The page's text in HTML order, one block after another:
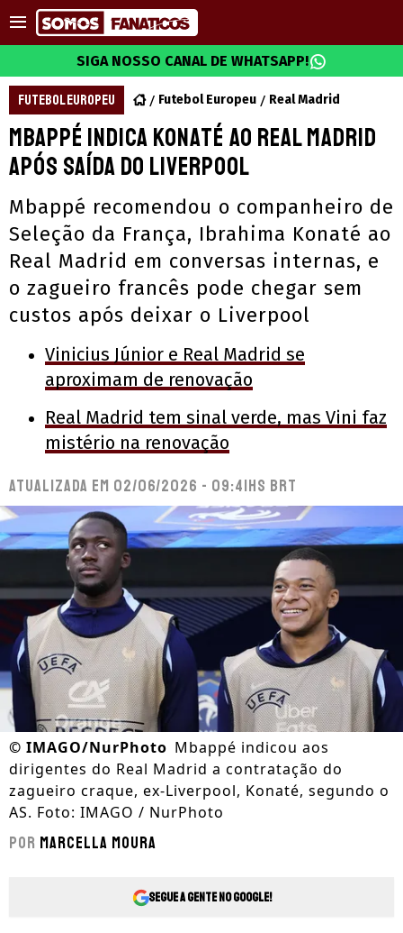
SIGA NOSSO CANAL DE WHATSAPP!
FUTEBOL EUROPEU Futebol Europeu Real Madrid
Mbappé indica Konaté ao Real Madrid
após saída do Liverpool
Mbappé recomendou o companheiro de
Seleção da França, Ibrahima Konaté ao
Real Madrid em conversas internas, e
o zagueiro francês pode chegar sem
custos após deixar o Liverpool
Vinicius Júnior e Real Madrid se
aproximam de renovação
Real Madrid tem sinal verde, mas Vini faz
mistério na renovação
Atualizada em 02/06/2026 - 09:41hs BRT
© IMAGO/NurPhoto Mbappé indicou aos
dirigentes do Real Madrid a contratação do
zagueiro craque, ex-Liverpool, Konaté, segundo o
AS. Foto: IMAGO / NurPhoto
Por Marcella Moura
Segue a gente no Google!